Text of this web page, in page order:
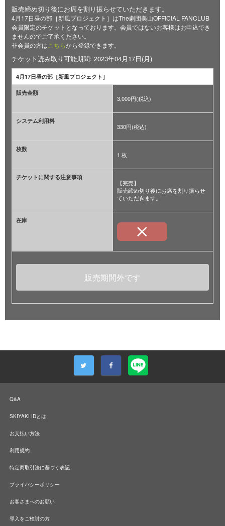
販売締め切り後にお席を割り振らせていただきます。
4月17日昼の部［新風プロジェクト］はThe劇団美山OFFICIAL FANCLUB
会員限定のチケットとなっております。会員ではないお客様はお申込でき
ませんのでご了承ください。
非会員の方は こちらから登録できます。
チケット読み取り可能期間: 2023年04月17日(月)
4月17日昼の部［新風プロジェクト］
販売金額
3,000円(税込)
システム利用料
330円(税込)
枚数
1 枚
チケットに関する注意事項
【完売】
販売締め切り後にお席を割り振らせ
ていただきます。
在庫
販売期間外です
Q&A
SKIYAKI IDとは
お支払い方法
利用規約
特定商取引法に基づく表記
プライバシーポリシー
お客さまへのお願い
導入をご検討の方